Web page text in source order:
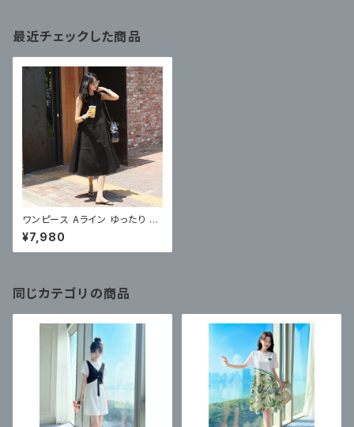
最近チェックした商品
ワンピース Aライン ゆったり 涼
し気 膝下 シンプル デイリー
¥7,980
同じカテゴリの商品